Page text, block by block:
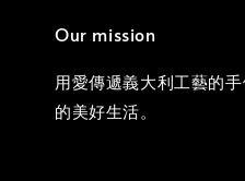
Our mission
用愛傳遞義大利工藝的
的美好生活。